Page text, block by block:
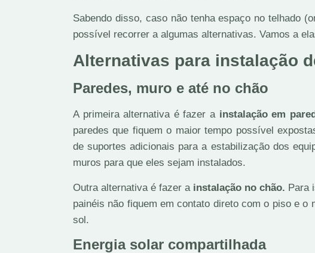
Sabendo disso, caso não tenha espaço no telhado
possível recorrer a algumas alternativas. Vamos a
Alternativas para instalação
Paredes, muro e até no chão
A primeira alternativa é fazer a instalação em
paredes que fiquem o maior tempo possível
de suportes adicionais para a estabilização dos
muros para que eles sejam instalados.
Outra alternativa é fazer a instalação no chão. Para
painéis não fiquem em contato direto com o piso e
sol.
Energia solar compartilhada